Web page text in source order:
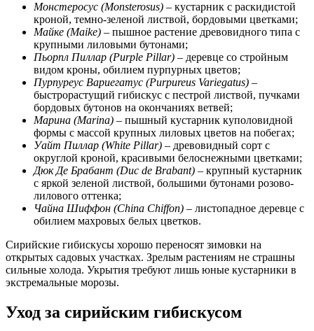
Монстеросус (Monsterosus) – кустарник с раскидистой
кроной, темно-зеленой листвой, бордовыми цветками;
Майке (Maike) – пышное растение древовидного типа с
крупными лиловыми бутонами;
Пьорпл Пиллар (Purple Pillar) – деревце со стройным
видом кроны, обилием пурпурных цветов;
Пурпуреус Вариегатус (Purpureus Variegatus) –
быстрорастущий гибискус с пестрой листвой, пучками
бордовых бутонов на окончаниях ветвей;
Марина (Marina) – пышный кустарник куполовидной
формы с массой крупных лиловых цветов на побегах;
Уайт Пиллар (White Pillar) – древовидный сорт с
округлой кроной, красивыми белоснежными цветками;
Дюк Де Брабант (Duc de Brabant) – крупный кустарник
с яркой зеленой листвой, большими бутонами розово-
лилового оттенка;
Чайна Шиффон (China Chiffon) – листопадное деревце с
обилием махровых белых цветков.
Сирийские гибискусы хорошо переносят зимовки на
открытых садовых участках. Зрелым растениям не страшны
сильные холода. Укрытия требуют лишь юные кустарники в
экстремальные морозы.
Уход за сирийским гибискусом